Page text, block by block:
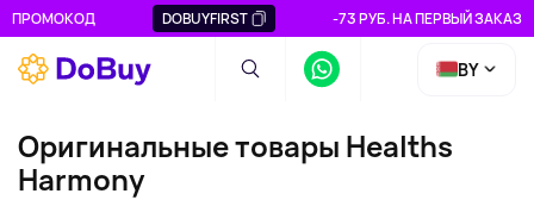
ПРОМОКОД DOBUYFIRST -73 РУБ. НА ПЕРВЫЙ ЗАКАЗ
BY
Оригинальные товары Healths
Harmony